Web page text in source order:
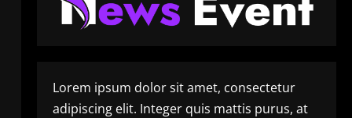
Lorem ipsum dolor sit amet, consectetur
adipiscing elit. Integer quis mattis purus, at